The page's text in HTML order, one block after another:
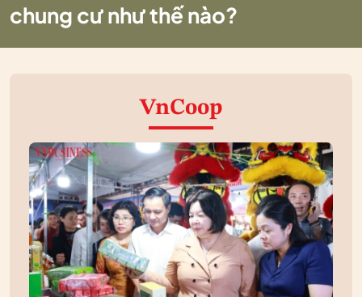
chung cư như thế nào?
VnCoop